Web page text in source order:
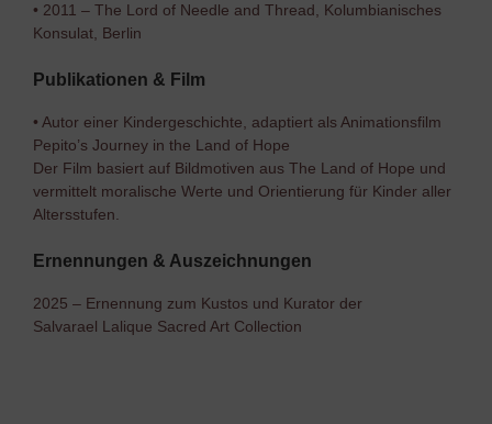
• 2011 – The Lord of Needle and Thread, Kolumbianisches
Konsulat, Berlin
Publikationen & Film
• Autor einer Kindergeschichte, adaptiert als Animationsfilm
Pepito’s Journey in the Land of Hope
Der Film basiert auf Bildmotiven aus The Land of Hope und
vermittelt moralische Werte und Orientierung für Kinder aller
Altersstufen.
Ernennungen & Auszeichnungen
2025 – Ernennung zum Kustos und Kurator der
Salvarael Lalique Sacred Art Collection